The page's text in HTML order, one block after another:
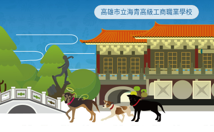
高雄市立海青高級工商職業學校